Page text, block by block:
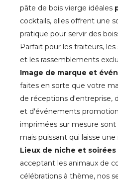
pâte de bois vierge idéales
cocktails, elles offrent une
pratique pour servir des
Parfait pour les traiteurs,
et les rassemblements
Image de marque et
faites en sorte que votre
de réceptions d'entreprise,
et d'événements
imprimées sur mesure
mais puissant qui laisse
Lieux de niche et soirées
acceptant les animaux de
célébrations à thème, nos